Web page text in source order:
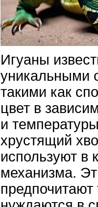
Игуаны
уникальными
такими как
цвет в
и
хрустящий
используют в
механизма.